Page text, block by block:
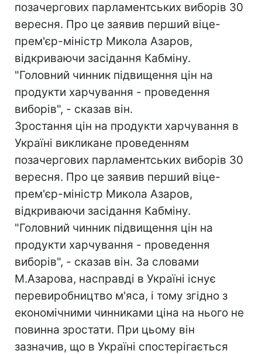
позачергових парламентських виборів 30
вересня. Про це заявив перший віце-
прем'єр-міністр Микола Азаров,
відкриваючи засідання Кабміну.
"Головний чинник підвищення цін на
продукти харчування - проведення
виборів", - сказав він.
Зростання цін на продукти харчування в
Україні викликане проведенням
позачергових парламентських виборів 30
вересня. Про це заявив перший віце-
прем'єр-міністр Микола Азаров,
відкриваючи засідання Кабміну.
"Головний чинник підвищення цін на
продукти харчування - проведення
виборів", - сказав він. За словами
М.Азарова, насправді в Україні існує
перевиробництво м'яса, і тому згідно з
економічними чинниками ціна на нього не
повинна зростати. При цьому він
зазначив, що в Україні спостерігається